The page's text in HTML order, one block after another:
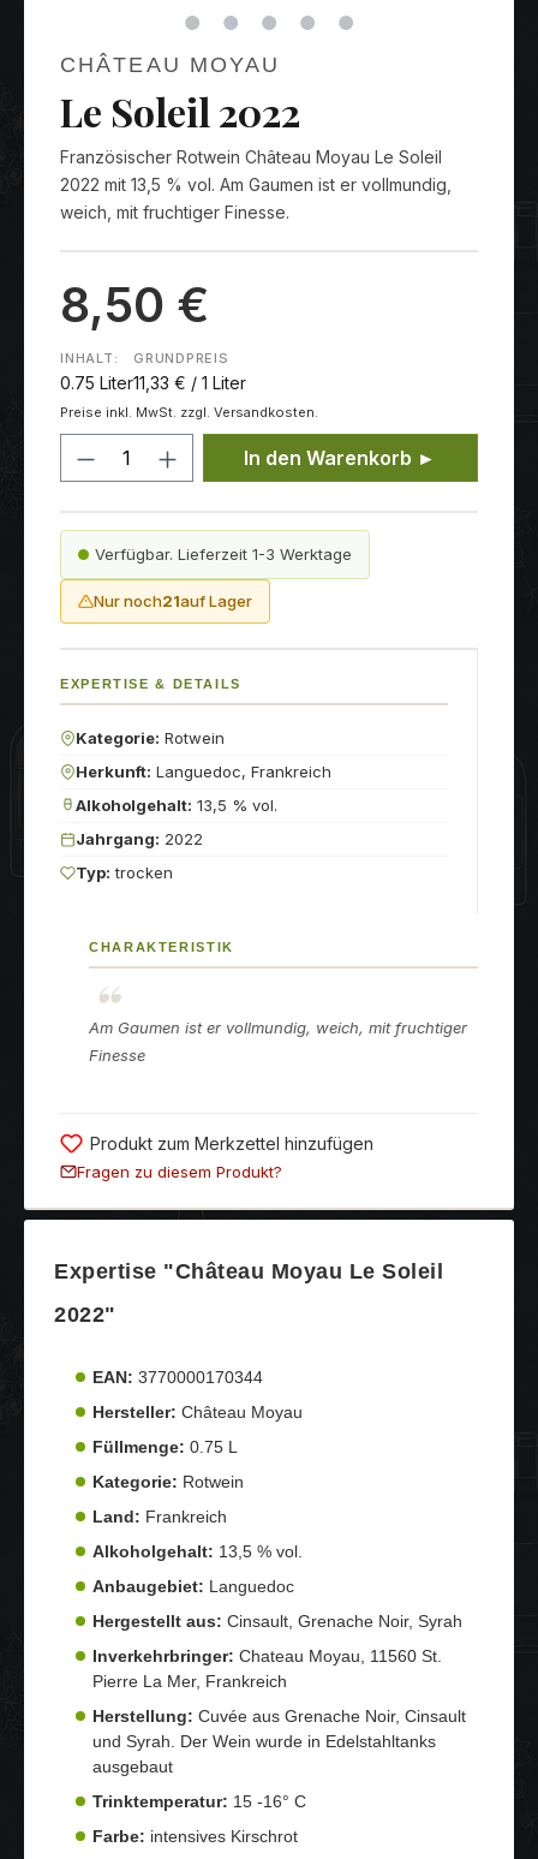
CHÂTEAU MOYAU
Le Soleil 2022
Französischer Rotwein Château Moyau Le Soleil
2022 mit 13,5 % vol. Am Gaumen ist er vollmundig,
weich, mit fruchtiger Finesse.
8,50 €
INHALT:
0.75 Liter
GRUNDPREIS
11,33 € / 1 Liter
Preise inkl. MwSt. zzgl. Versandkosten.
Produkt Anzahl: Gib den
In den Warenkorb ►
Verfügbar. Lieferzeit 1-3 Werktage
Nur noch21auf Lager
EXPERTISE & DETAILS
Kategorie: Rotwein
Herkunft: Languedoc, Frankreich
Alkoholgehalt: 13,5 % vol.
Jahrgang: 2022
Typ: trocken
CHARAKTERISTIK
Am Gaumen ist er vollmundig, weich, mit fruchtiger
Finesse
Produkt zum Merkzettel hinzufügen
Fragen zu diesem Produkt?
Expertise "Château Moyau Le Soleil
2022"
EAN: 3770000170344
Hersteller: Château Moyau
Füllmenge: 0.75 L
Kategorie: Rotwein
Land: Frankreich
Alkoholgehalt: 13,5 % vol.
Anbaugebiet: Languedoc
Hergestellt aus: Cinsault, Grenache Noir, Syrah
Inverkehrbringer: Chateau Moyau, 11560 St.
Pierre La Mer, Frankreich
Herstellung: Cuvée aus Grenache Noir, Cinsault
und Syrah. Der Wein wurde in Edelstahltanks
ausgebaut
Trinktemperatur: 15 -16° C
Farbe: intensives Kirschrot